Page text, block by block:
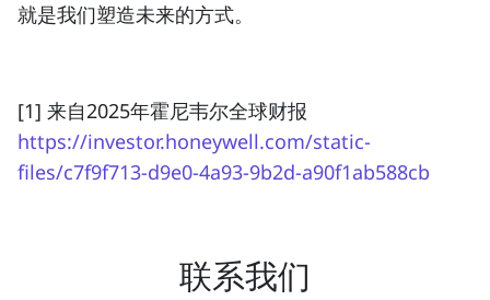
就是我们塑造未来的方式。
[1] 来自2025年霍尼韦尔全球财报
https://investor.honeywell.com/static-
files/c7f9f713-d9e0-4a93-9b2d-a90f1ab588cb
联系我们